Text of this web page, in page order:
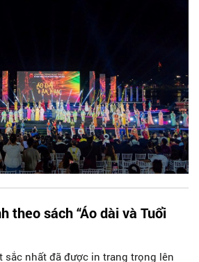
theo sách “Áo dài và Tuổi
sắc nhất đã được in trang trọng lên